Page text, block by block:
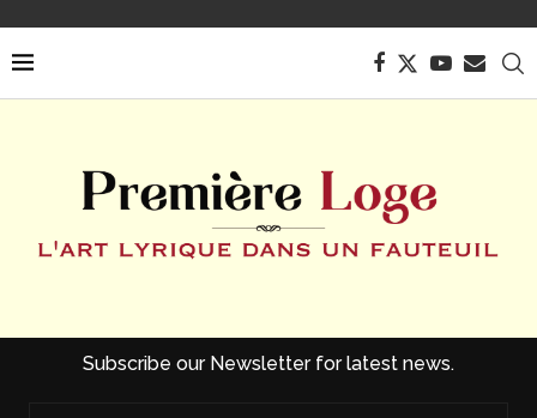
Subscribe our Newsletter for latest news.